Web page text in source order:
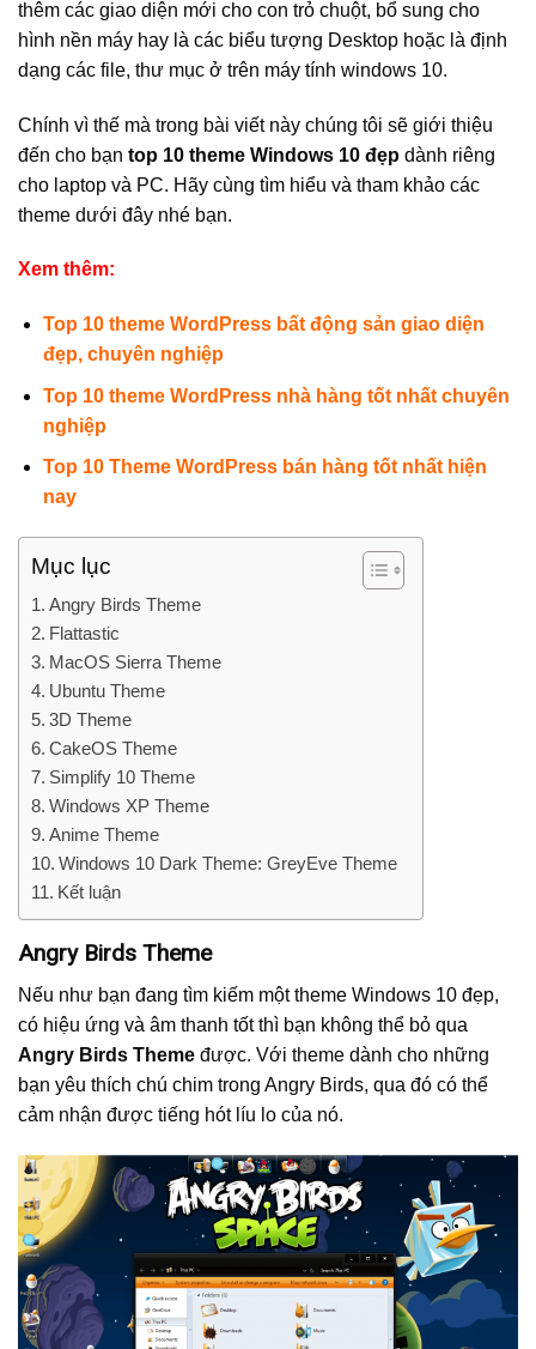
thêm các giao diện mới cho con trỏ chuột, bổ sung cho
hình nền máy hay là các biểu tượng Desktop hoặc là định
dạng các file, thư mục ở trên máy tính windows 10.
Chính vì thế mà trong bài viết này chúng tôi sẽ giới thiệu
đến cho bạn top 10 theme Windows 10 đẹp dành riêng
cho laptop và PC. Hãy cùng tìm hiểu và tham khảo các
theme dưới đây nhé bạn.
Xem thêm:
Top 10 theme WordPress bất động sản giao diện
đẹp, chuyên nghiệp
Top 10 theme WordPress nhà hàng tốt nhất chuyên
nghiệp
Top 10 Theme WordPress bán hàng tốt nhất hiện
nay
Mục lục
Angry Birds Theme
Flattastic
MacOS Sierra Theme
Ubuntu Theme
3D Theme
CakeOS Theme
Simplify 10 Theme
Windows XP Theme
Anime Theme
Windows 10 Dark Theme: GreyEve Theme
Kết luận
Angry Birds Theme
Nếu như bạn đang tìm kiếm một theme Windows 10 đẹp,
có hiệu ứng và âm thanh tốt thì bạn không thể bỏ qua
Angry Birds Theme được. Với theme dành cho những
bạn yêu thích chú chim trong Angry Birds, qua đó có thể
cảm nhận được tiếng hót líu lo của nó.